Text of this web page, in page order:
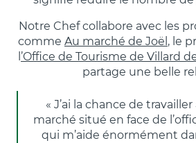
Notre Chef collabore avec les
comme Au marché de Joël , le
’Office de Tourisme de Villard
partage une belle
« J’ai la chance de
marché situé en face de
qui m’aide énormément